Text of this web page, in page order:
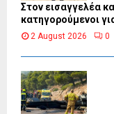
Στον εισαγγελέα
κατηγορούμενοι
2 August 2026 0